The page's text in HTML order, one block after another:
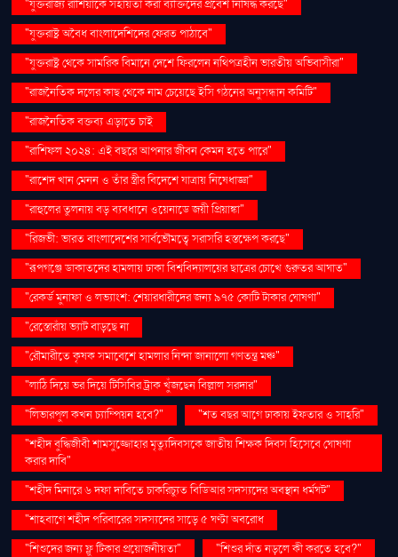
"যুক্তরাজ্য রাশিয়াকে সহায়তা করা ব্যক্তিদের প্রবেশ নিষিদ্ধ করছে"
"যুক্তরাষ্ট্র অবৈধ বাংলাদেশিদের ফেরত পাঠাবে"
"যুক্তরাষ্ট্র থেকে সামরিক বিমানে দেশে ফিরলেন নথিপত্রহীন ভারতীয় অভিবাসীরা"
"রাজনৈতিক দলের কাছ থেকে নাম চেয়েছে ইসি গঠনের অনুসন্ধান কমিটি"
"রাজনৈতিক বক্তব্য এড়াতে চাই
"রাশিফল ২০২৪: এই বছরে আপনার জীবন কেমন হতে পারে"
"রাশেদ খান মেনন ও তাঁর স্ত্রীর বিদেশে যাত্রায় নিষেধাজ্ঞা"
"রাহুলের তুলনায় বড় ব্যবধানে ওয়েনাডে জয়ী প্রিয়াঙ্কা"
"রিজভী: ভারত বাংলাদেশের সার্বভৌমত্বে সরাসরি হস্তক্ষেপ করছে"
"রূপগঞ্জে ডাকাতদের হামলায় ঢাকা বিশ্ববিদ্যালয়ের ছাত্রের চোখে গুরুতর আঘাত"
"রেকর্ড মুনাফা ও লভ্যাংশ: শেয়ারধারীদের জন্য ৯৭৫ কোটি টাকার ঘোষণা"
"রেস্তোরাঁয় ভ্যাট বাড়ছে না
"রৌমারীতে কৃষক সমাবেশে হামলার নিন্দা জানালো গণতন্ত্র মঞ্চ"
"লাঠি দিয়ে ভর দিয়ে টিসিবির ট্রাক খুঁজছেন বিল্লাল সরদার"
"লিভারপুল কখন চ্যাম্পিয়ন হবে?"
"শত বছর আগে ঢাকায় ইফতার ও সাহ্‌রি"
"শহীদ বুদ্ধিজীবী শামসুজ্জোহার মৃত্যুদিবসকে জাতীয় শিক্ষক দিবস হিসেবে ঘোষণা
করার দাবি"
"শহীদ মিনারে ৬ দফা দাবিতে চাকরিচ্যুত বিডিআর সদস্যদের অবস্থান ধর্মঘট"
"শাহবাগে শহীদ পরিবারের সদস্যদের সাড়ে ৫ ঘণ্টা অবরোধ
"শিশুদের জন্য ফ্লু টিকার প্রয়োজনীয়তা"
"শিশুর দাঁত নড়লে কী করতে হবে?"